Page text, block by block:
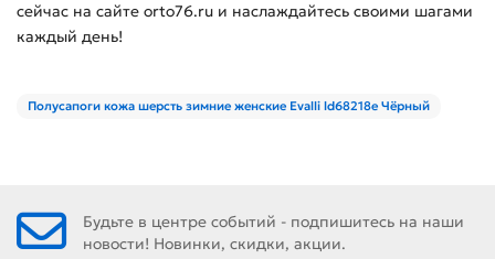
сейчас на сайте orto76.ru и наслаждайтесь своими шагами
каждый день!
Полусапоги кожа шерсть зимние женские Evalli ld68218e Чёрный
Будьте в центре событий - подпишитесь на наши
новости! Новинки, скидки, акции.